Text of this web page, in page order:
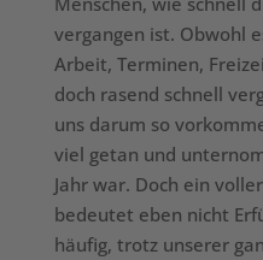
vergangen ist. Obwohl
Arbeit, Terminen,
doch rasend schnell
uns darum so
viel getan und
Jahr war. Doch ein
bedeutet eben nicht
häufig, trotz unserer